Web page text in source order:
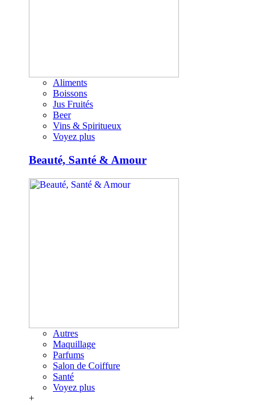
Aliments
Boissons
Jus Fruités
Beer
Vins & Spiritueux
Voyez plus
Beauté, Santé & Amour
Autres
Maquillage
Parfums
Salon de Coiffure
Santé
Voyez plus
+